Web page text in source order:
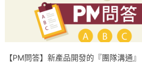
【PM問答】新產品開發的『團隊溝通